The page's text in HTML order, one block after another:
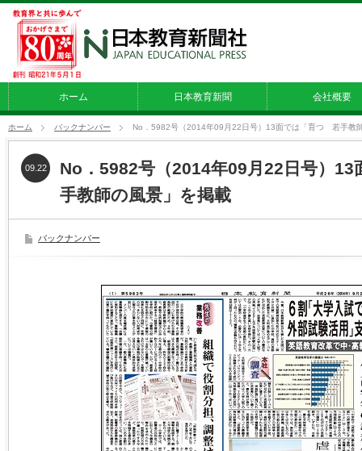
ホーム 日本教育新聞 会社概要
ホーム バックナンバー No．5982号（2014年09月22日号）13面では「育つ 若手教
No．5982号（2014年09月22日号）
手教師の風景」を掲載
09.22
バックナンバー